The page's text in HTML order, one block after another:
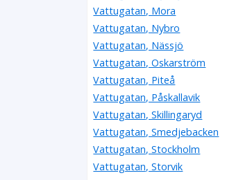
Vattugatan, Mora
Vattugatan, Nybro
Vattugatan, Nässjö
Vattugatan, Oskarström
Vattugatan, Piteå
Vattugatan, Påskallavik
Vattugatan, Skillingaryd
Vattugatan, Smedjebacken
Vattugatan, Stockholm
Vattugatan, Storvik